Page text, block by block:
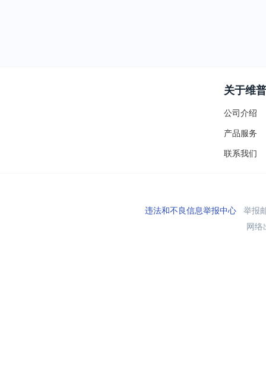
关于维普
公司介绍
产品服务
联系我们
违法和不良信息举报中心举报
网